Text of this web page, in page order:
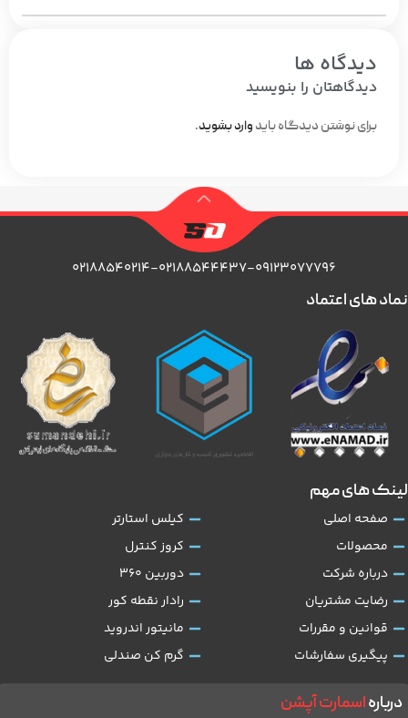
دیدگاه ها
دیدگاهتان را بنویسید
برای نوشتن دیدگاه باید وارد بشوید.
۰۲۱۸۸۵۴۰۲۱۴-۰۲۱۸۸۵۴۴۴۳۷-۰۹۱۲۳۰۷۷۷۹۶
دربارهاسمارت آپشن
لینک های مهم
صفحه اصلی
محصولات
درباره شرکت
رضایت مشتریان
قوانین و مقررات
پیگیری سفارشات
کیلس استارتر
کروز کنترل
دوربین 360
رادار نقطه کور
مانیتور اندروید
گرم کن صندلی
نماد های اعتماد